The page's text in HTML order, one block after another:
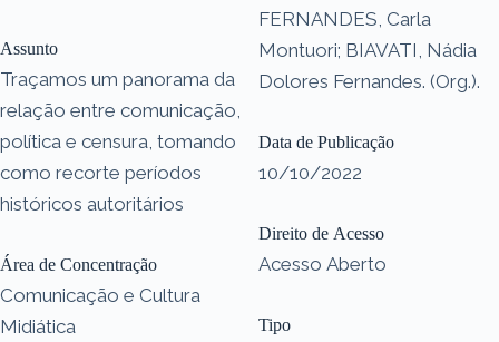
Assunto
Traçamos um panorama da
relação entre comunicação,
política e censura, tomando
como recorte períodos
históricos autoritários
Área de Concentração
Comunicação e Cultura
Midiática
FERNANDES, Carla
Montuori; BIAVATI, Nádia
Dolores Fernandes. (Org.).
Data de Publicação
10/10/2022
Direito de Acesso
Acesso Aberto
Tipo